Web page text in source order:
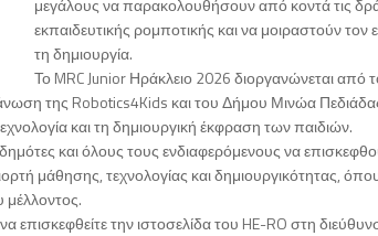
μεγάλους να παρακολουθήσουν από κοντά τις
εκπαιδευτικής ρομποτικής και να μοιραστούν
τη δημιουργία.
Το MRC Junior Ηράκλειο 2026 διοργανώνεται από
της Robotics4Kids και του Δήμου Μινώα
και τη δημιουργική έκφραση των παιδιών.
και όλους τους ενδιαφερόμενους να
μάθησης, τεχνολογίας και δημιουργικότητας,
μέλλοντος.
επισκεφθείτε την ιστοσελίδα του HE-RO στη